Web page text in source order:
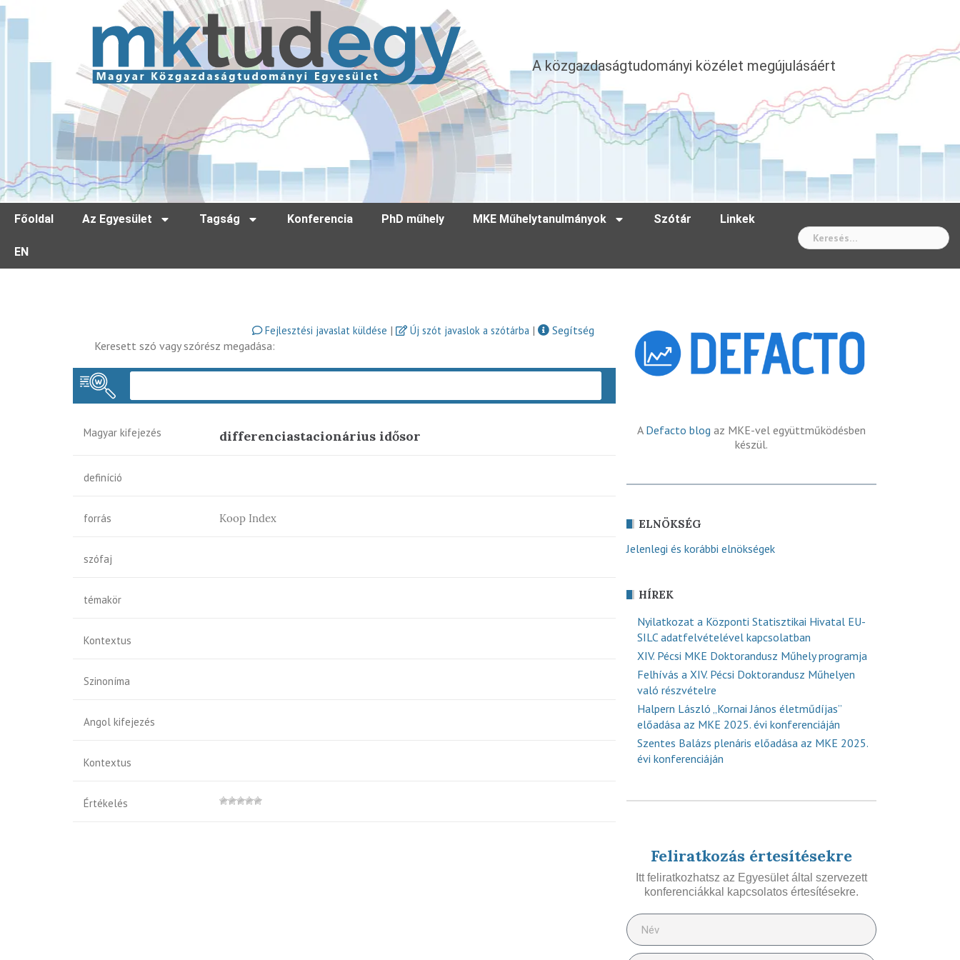
A közgazdaságtudományi közélet megújulásáért
Főoldal Az Egyesület Tagság Konferencia PhD műhely MKE Műhelytanulmányok Szótár Linkek
EN
Fejlesztési javaslat küldése | Új szót javaslok a szótárba |
Segítség
Keresett szó vagy szórész megadása:
Magyar kifejezés differenciastacionárius idősor
definíció
forrás Koop Index
szófaj
témakör
Kontextus
Szinoníma
Angol kifejezés
Kontextus
Értékelés
A Defacto blog az MKE-vel együttműködésben
készül.
ELNÖKSÉG
Jelenlegi és korábbi elnökségek
HÍREK
Nyilatkozat a Központi Statisztikai Hivatal EU-
SILC adatfelvételével kapcsolatban
XIV. Pécsi MKE Doktorandusz Műhely programja
Felhívás a XIV. Pécsi Doktorandusz Műhelyen
való részvételre
Halpern László „Kornai János életműdíjas”
előadása az MKE 2025. évi konferenciáján
Szentes Balázs plenáris előadása az MKE 2025.
évi konferenciáján
Feliratkozás értesítésekre
Itt feliratkozhatsz az Egyesület által szervezett
konferenciákkal kapcsolatos értesítésekre.